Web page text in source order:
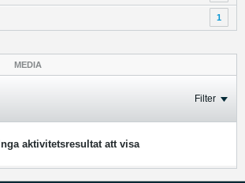
1
MEDIA
Filter
Inga aktivitetsresultat att visa